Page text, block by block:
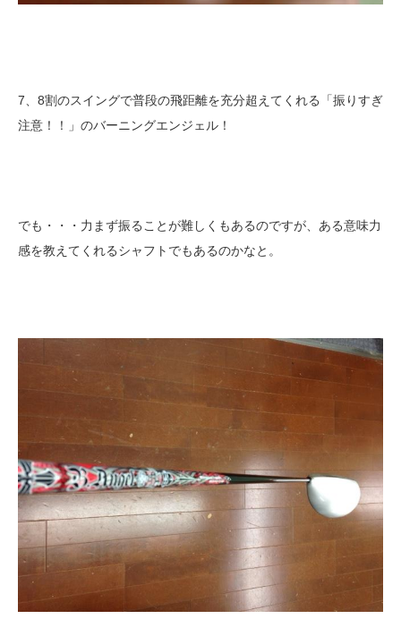
7、8割のスイングで普段の飛距離を充分超えてくれる「振りすぎ
注意！！」のバーニングエンジェル！
でも・・・力まず振ることが難しくもあるのですが、ある意味力
感を教えてくれるシャフトでもあるのかなと。